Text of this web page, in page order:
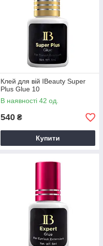
Клей для вій IBeauty Super
Plus Glue 10
В наявності 42 од.
540 ₴
Купити